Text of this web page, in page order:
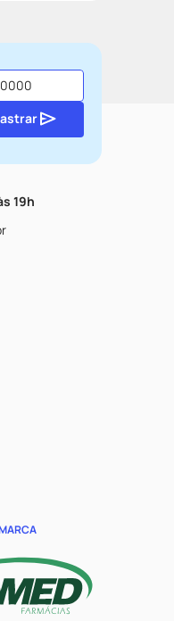
19h